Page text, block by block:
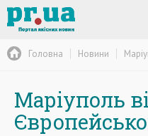
Головна Новини
Маріуполь